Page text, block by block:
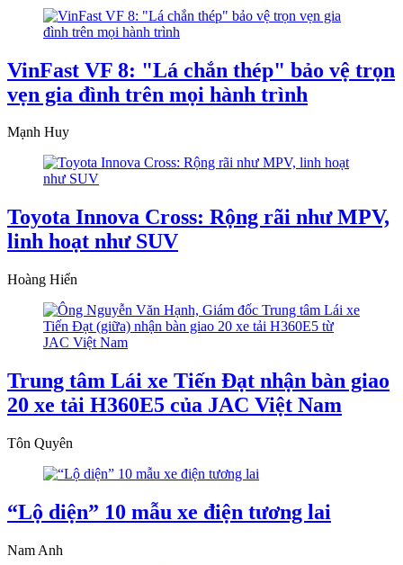
VinFast VF 8: "Lá chắn thép" bảo vệ trọn
vẹn gia đình trên mọi hành trình
Mạnh Huy
Toyota Innova Cross: Rộng rãi như MPV,
linh hoạt như SUV
Hoàng Hiển
Trung tâm Lái xe Tiến Đạt nhận bàn giao
20 xe tải H360E5 của JAC Việt Nam
Tôn Quyên
“Lộ diện” 10 mẫu xe điện tương lai
Nam Anh